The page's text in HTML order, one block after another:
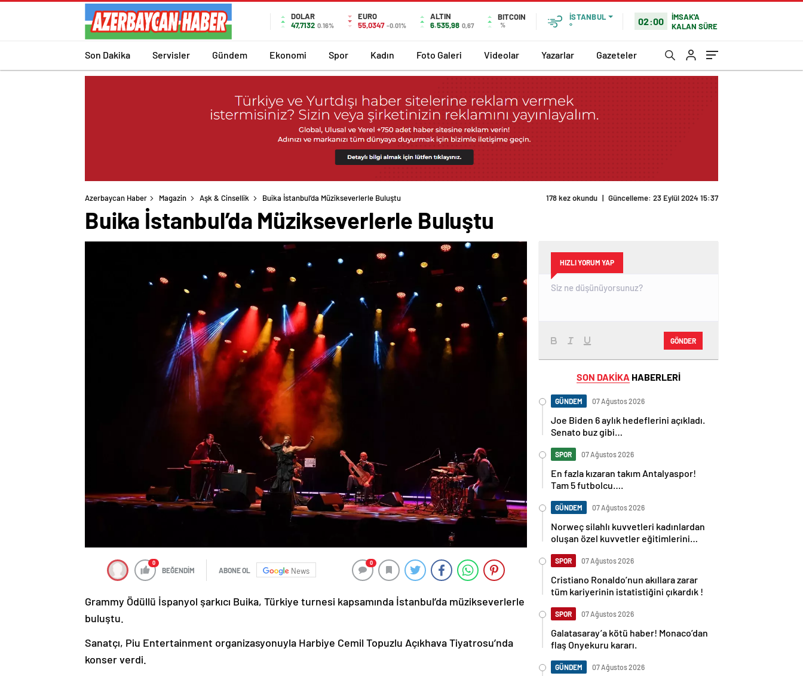
DOLAR
47,7132 0.16%
EURO
55,0347 -0.01%
ALTIN
6.535,98 0,67
BITCOIN
%
İSTANBUL
°
02:00
İMSAK'A
KALAN SÜRE
Son Dakika Servisler Gündem Ekonomi Spor Kadın Foto Galeri Videolar Yazarlar Gazeteler
Azerbaycan Haber Magazin Aşk & Cinsellik Buika İstanbul’da Müzikseverlerle Buluştu 178 kez okundu | Güncelleme: 23 Eylül 2024 15:37
Buika İstanbul’da Müzikseverlerle Buluştu
0
BEĞENDİM ABONE OL News
0
Grammy Ödüllü İspanyol şarkıcı Buika, Türkiye turnesi kapsamında İstanbul’da müzikseverlerle
buluştu.
Sanatçı, Piu Entertainment organizasyonuyla Harbiye Cemil Topuzlu Açıkhava Tiyatrosu’nda
konser verdi.
HIZLI YORUM YAP
GÖNDER
SON DAKİKA HABERLERİ
GÜNDEM 07 Ağustos 2026
Joe Biden 6 aylık hedeflerini açıkladı.
Senato buz gibi…
SPOR 07 Ağustos 2026
En fazla kızaran takım Antalyaspor!
Tam 5 futbolcu….
GÜNDEM 07 Ağustos 2026
Norweç silahlı kuvvetleri kadınlardan
oluşan özel kuvvetler eğitimlerini
SPOR 07 Ağustos 2026
Cristiano Ronaldo’nun akıllara zarar
tüm kariyerinin istatistiğini çıkardık !
SPOR 07 Ağustos 2026
Galatasaray’a kötü haber! Monaco’dan
flaş Onyekuru kararı.
GÜNDEM 07 Ağustos 2026